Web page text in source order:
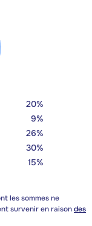
20%
9%
26%
30%
15%
les sommes ne
survenir en raisondes